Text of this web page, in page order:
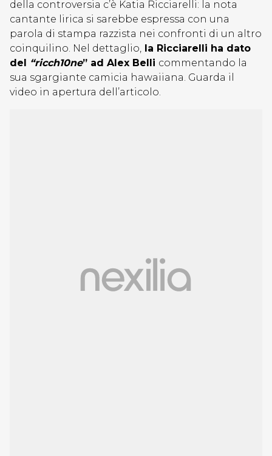
della controversia c’è Katia Ricciarelli: la nota
cantante lirica si sarebbe espressa con una
parola di stampa razzista nei confronti di un altro
coinquilino. Nel dettaglio, la Ricciarelli ha dato
del “ricch10ne” ad Alex Belli commentando la
sua sgargiante camicia hawaiiana. Guarda il
video in apertura dell’articolo.